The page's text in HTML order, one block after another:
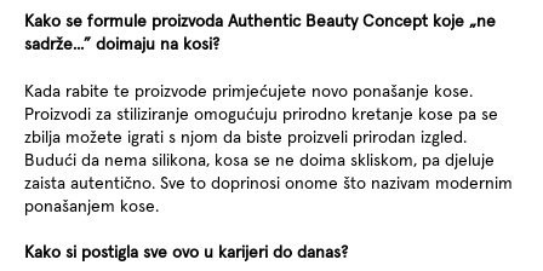
Kako se formule proizvoda Authentic Beauty Concept koje „ne
sadrže...” doimaju na kosi?
Kada rabite te proizvode primjećujete novo ponašanje kose.
Proizvodi za stiliziranje omogućuju prirodno kretanje kose pa se
zbilja možete igrati s njom da biste proizveli prirodan izgled.
Budući da nema silikona, kosa se ne doima skliskom, pa djeluje
zaista autentično. Sve to doprinosi onome što nazivam modernim
ponašanjem kose.
Kako si postigla sve ovo u karijeri do danas?